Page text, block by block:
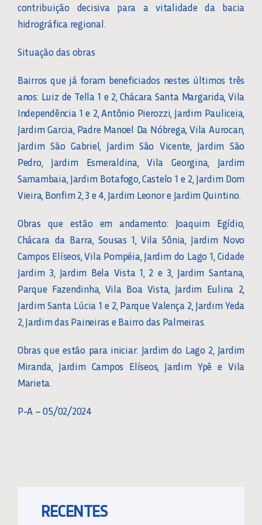
contribuição decisiva para a vitalidade da bacia
hidrográfica regional.
Situação das obras
Bairros que já foram beneficiados nestes últimos três
anos: Luiz de Tella 1 e 2, Chácara Santa Margarida, Vila
Independência 1 e 2, Antônio Pierozzi, Jardim Pauliceia,
Jardim Garcia, Padre Manoel Da Nóbrega, Vila Aurocan,
Jardim São Gabriel, Jardim São Vicente, Jardim São
Pedro, Jardim Esmeraldina, Vila Georgina, Jardim
Samambaia, Jardim Botafogo, Castelo 1 e 2, Jardim Dom
Vieira, Bonfim 2, 3 e 4, Jardim Leonor e Jardim Quintino.
Obras que estão em andamento: Joaquim Egídio,
Chácara da Barra, Sousas 1, Vila Sônia, Jardim Novo
Campos Elíseos, Vila Pompéia, Jardim do Lago 1, Cidade
Jardim 3, Jardim Bela Vista 1, 2 e 3, Jardim Santana,
Parque Fazendinha, Vila Boa Vista, Jardim Eulina 2,
Jardim Santa Lúcia 1 e 2, Parque Valença 2, Jardim Yeda
2, Jardim das Paineiras e Bairro das Palmeiras.
Obras que estão para iniciar: Jardim do Lago 2, Jardim
Miranda, Jardim Campos Elíseos, Jardim Ypê e Vila
Marieta.
P-A – 05/02/2024
RECENTES